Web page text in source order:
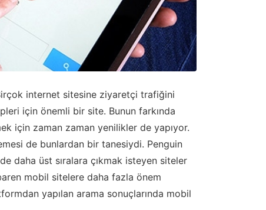
internet sitesine ziyaretçi trafiğini
için önemli bir site. Bunun farkında
için zaman zaman yenilikler de yapıyor.
de bunlardan bir tanesiydi. Penguin
daha üst sıralara çıkmak isteyen siteler
mobil sitelere daha fazla önem
yapılan arama sonuçlarında mobil